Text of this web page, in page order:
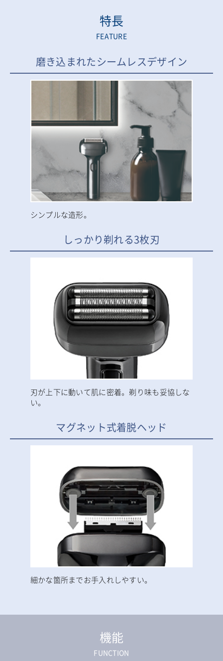
特長
FEATURE
磨き込まれたシームレスデザイン
シンプルな造形。
しっかり剃れる3枚刃
刃が上下に動いて肌に密着。剃り味も妥協しな
い。
マグネット式着脱ヘッド
細かな箇所までお手入れしやすい。
機能
FUNCTION